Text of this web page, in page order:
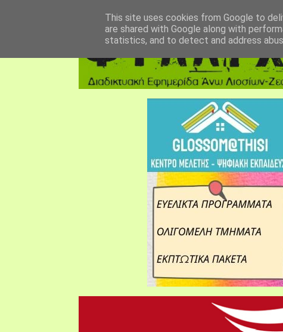
This site uses cookies from Google to
are shared with Google along with
statistics, and to detect and address